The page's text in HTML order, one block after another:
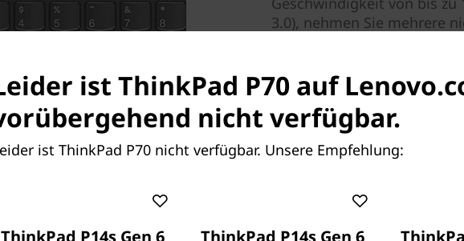
3.0), nehmen Sie mehrere
bearbeiten Sie sie in
aneinander, um Ihren
Integrierter X-Rite
Der X-Rite PANTONE
Bildgenauigkeit, mehr
Darstellung. Jeder Sensor
Werk kalibriert.
ist ThinkPad P70 auf
nicht verfügbar.
ist ThinkPad P70 nicht verfügbar. Unsere Empfehlung:
ThinkPad P14s Gen 6
ThinkPad P14s Gen 6